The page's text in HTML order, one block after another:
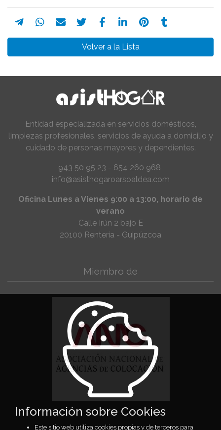
Volver a la Lista
Entidad especializada en servicios domésticos,
limpiezas profesionales, servicios de ayuda a domicilio y
cuidado de personas mayores y dependientes.
943 50 95 23 - 654 260 968
info@asisthogaroarsoaldea.com
Oficina Lunes a Vienes 9:00 a 13:00, horario de
verano
Calle Irún 2 bajo E
20100 Rentería - Guipúzcoa
Miembro de
Información sobre Cookies
Este sitio web utiliza cookies propias y de terceros para